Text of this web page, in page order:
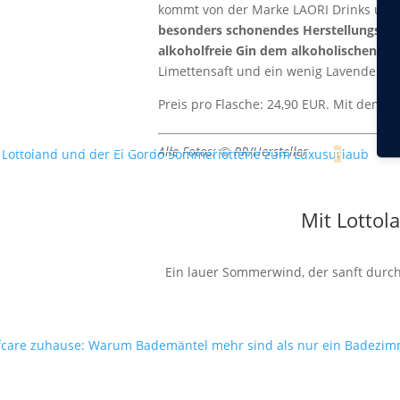
kommt von der Marke LAORI Drinks
besonders schonendes
alkoholfreie Gin dem alkoholischen
Limettensaft und ein wenig Lavendel.
Preis pro Flasche: 24,90 EUR. Mit dem
Alle Fotos: © PR/Hersteller
Mit
Ein lauer Sommerwind, der sanft